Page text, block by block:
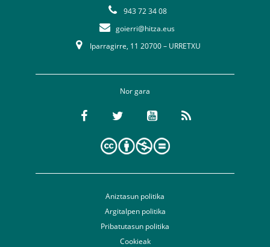
943 72 34 08
goierri@hitza.eus
Iparragirre, 11 20700 – URRETXU
Nor gara
Aniztasun politika
Argitalpen politika
Pribatutasun politika
Cookieak